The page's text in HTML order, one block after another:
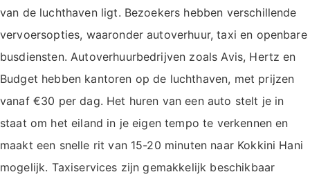
van de luchthaven ligt. Bezoekers hebben verschillende
vervoersopties, waaronder autoverhuur, taxi en openbare
busdiensten. Autoverhuurbedrijven zoals Avis, Hertz en
Budget hebben kantoren op de luchthaven, met prijzen
vanaf €30 per dag. Het huren van een auto stelt je in
staat om het eiland in je eigen tempo te verkennen en
maakt een snelle rit van 15-20 minuten naar Kokkini Hani
mogelijk. Taxiservices zijn gemakkelijk beschikbaar